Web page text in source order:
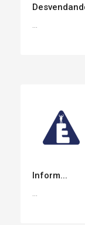
...
Inform...
...